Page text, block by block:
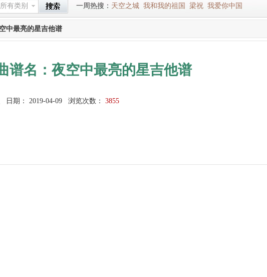
所有类别 一周热搜： 天空之城 我和我的祖国 梁祝 我爱你中国
中最亮的星吉他谱
谱名：夜空中最亮的星吉他谱
日期： 2019-04-09 浏览次数： 3855